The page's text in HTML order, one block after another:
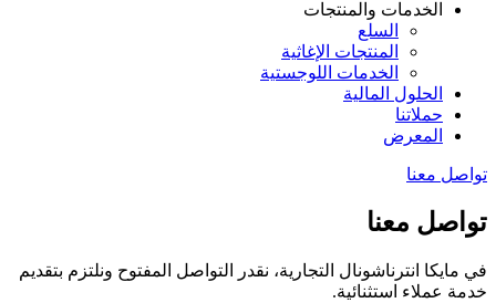
الخدمات والمنتجات
السلع
المنتجات الإغاثية​
الخدمات اللوجستية​
الحلول المالية
حملاتنا
المعرض
تواصل معنا
تواصل معنا
في مايكا انترناشونال التجارية، نقدر التواصل المفتوح ونلتزم بتقديم
خدمة عملاء استثنائية.